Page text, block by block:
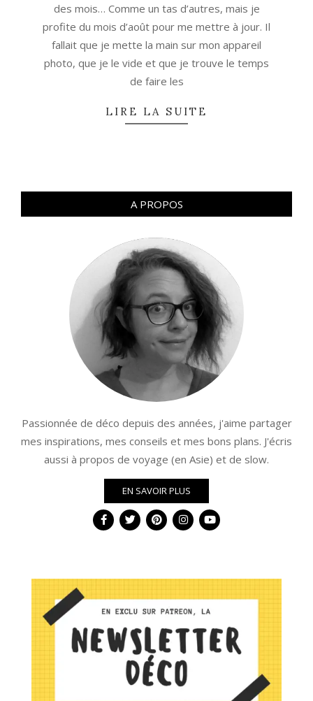
des mois… Comme un tas d’autres, mais je
profite du mois d’août pour me mettre à jour. Il
fallait que je mette la main sur mon appareil
photo, que je le vide et que je trouve le temps
de faire les
LIRE LA SUITE
A PROPOS
Passionnée de déco depuis des années, j'aime partager
mes inspirations, mes conseils et mes bons plans. J'écris
aussi à propos de voyage (en Asie) et de slow.
EN SAVOIR PLUS